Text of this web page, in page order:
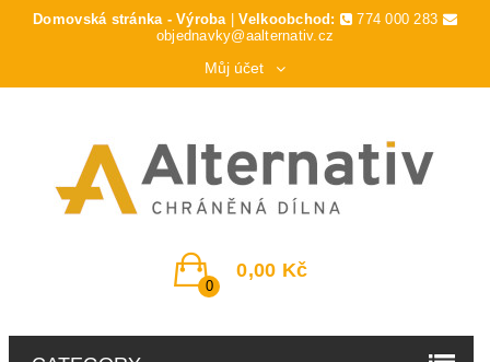
Domovská stránka - Výroba|Velkoobchod:
774 000 283
objednavky@aalternativ.cz
Můj účet
0
0,00 Kč